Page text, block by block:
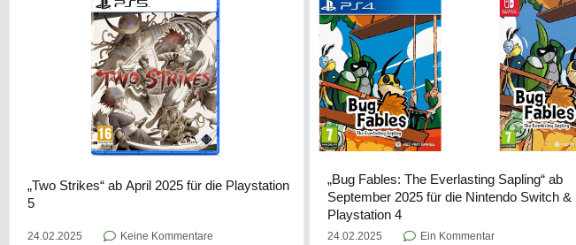
„Two Strikes“ ab April 2025 für die Playstation
5
24.02.2025 Keine Kommentare
„Bug Fables: The Everlasting Sapling“ ab
September 2025 für die Nintendo Switch &
Playstation 4
24.02.2025 Ein Kommentar